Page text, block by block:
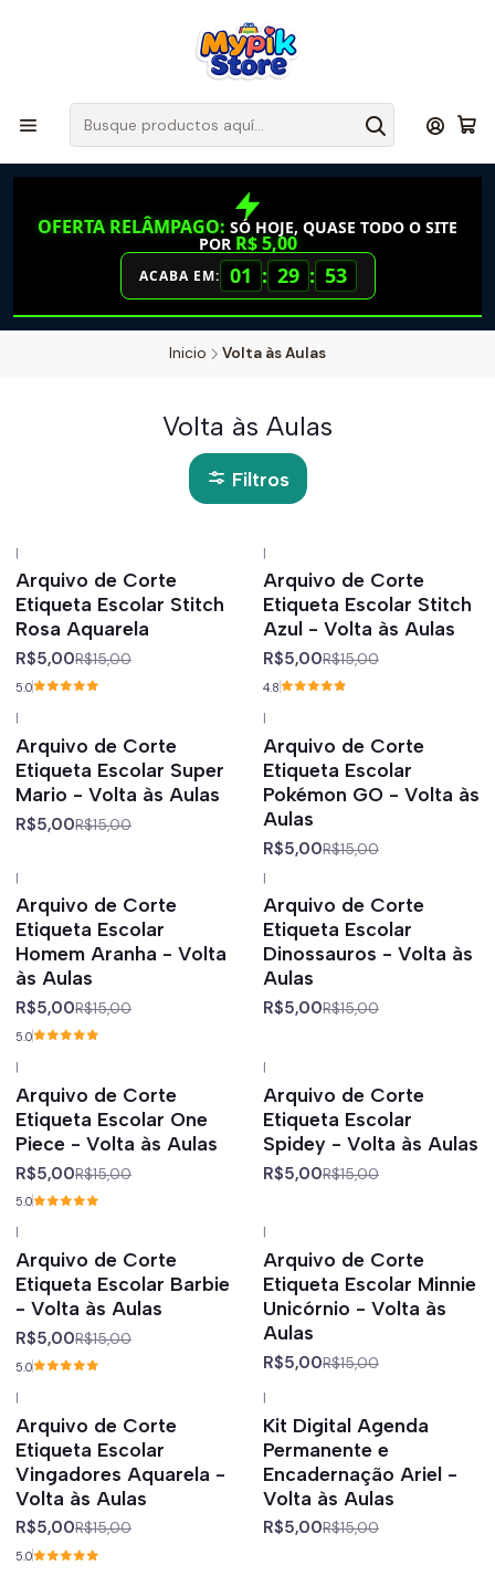
OFERTA RELÂMPAGO: SÓ HOJE, QUASE TODO O SITE
POR R$ 5,00
ACABA EM: 01 : 29 : 52
Inicio Volta às Aulas
Volta às Aulas
Filtros
|
Arquivo de Corte
Etiqueta Escolar Stitch
Rosa Aquarela
R$5,00R$15,00
5.0
|
Arquivo de Corte
Etiqueta Escolar Stitch
Azul - Volta às Aulas
R$5,00R$15,00
4.8
|
Arquivo de Corte
Etiqueta Escolar Super
Mario - Volta às Aulas
R$5,00R$15,00
|
Arquivo de Corte
Etiqueta Escolar
Pokémon GO - Volta às
Aulas
R$5,00R$15,00
|
Arquivo de Corte
Etiqueta Escolar
Homem Aranha - Volta
às Aulas
R$5,00R$15,00
5.0
|
Arquivo de Corte
Etiqueta Escolar
Dinossauros - Volta às
Aulas
R$5,00R$15,00
|
Arquivo de Corte
Etiqueta Escolar One
Piece - Volta às Aulas
R$5,00R$15,00
5.0
|
Arquivo de Corte
Etiqueta Escolar
Spidey - Volta às Aulas
R$5,00R$15,00
|
Arquivo de Corte
Etiqueta Escolar Barbie
- Volta às Aulas
R$5,00R$15,00
5.0
|
Arquivo de Corte
Etiqueta Escolar Minnie
Unicórnio - Volta às
Aulas
R$5,00R$15,00
|
Arquivo de Corte
Etiqueta Escolar
Vingadores Aquarela -
Volta às Aulas
R$5,00R$15,00
5.0
|
Kit Digital Agenda
Permanente e
Encadernação Ariel -
Volta às Aulas
R$5,00R$15,00